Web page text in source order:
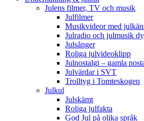
Julens filmer, TV och musik
Julfilmer
Musikvideor med
Julradio och julmusik
Julsånger
Roliga julvideoklipp
Julnostalgi – gamla
Julvärdar i SVT
Trolltyg i Tomteskogen
Julkul
Julskämt
Roliga julfakta
God Jul på olika språk